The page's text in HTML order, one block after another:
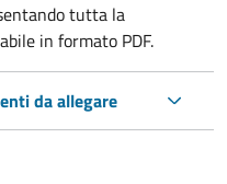
tutta la
in formato PDF.
da allegare